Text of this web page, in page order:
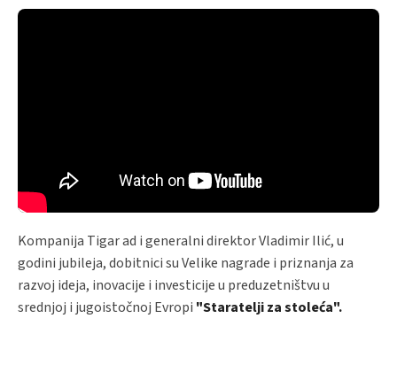
Kompanija Tigar ad i generalni direktor Vladimir Ilić, u
godini jubileja, dobitnici su Velike nagrade i priznanja za
razvoj ideja, inovacije i investicije u preduzetništvu u
srednjoj i jugoistočnoj Evropi "Staratelji za stoleća".